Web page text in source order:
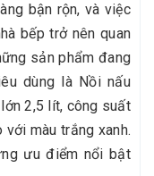
bận rộn, và việc
bếp trở nên quan
sản phẩm đang
dùng là Nồi nấu
2,5 lít, công suất
màu trắng xanh.
ưu điểm nổi bật